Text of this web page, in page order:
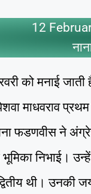
12
को मनाई
माधवराव
फडणवीस ने
निभाई।
थी। उनकी